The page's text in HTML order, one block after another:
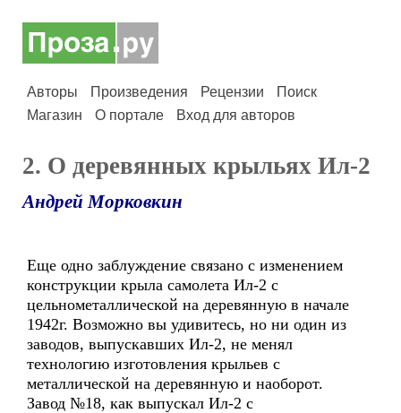
Авторы Произведения Рецензии
Поиск
Магазин
О портале Вход для авторов
2. О деревянных крыльях Ил-2
Андрей Морковкин
Еще одно заблуждение связано с изменением
конструкции крыла самолета Ил-2 с
цельнометаллической на деревянную в начале
1942г. Возможно вы удивитесь, но ни один из
заводов, выпускавших Ил-2, не менял
технологию изготовления крыльев с
металлической на деревянную и наоборот.
Завод №18, как выпускал Ил-2 с